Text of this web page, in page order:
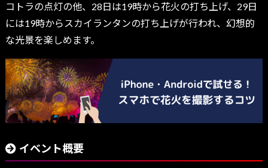
コトラの点灯の他、28日は19時から花火の打ち上げ、29日
には19時からスカイランタンの打ち上げが行われ、幻想的
な光景を楽しめます。
イベント概要